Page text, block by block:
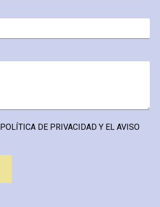
POLÍTICA DE PRIVACIDAD Y EL AVISO